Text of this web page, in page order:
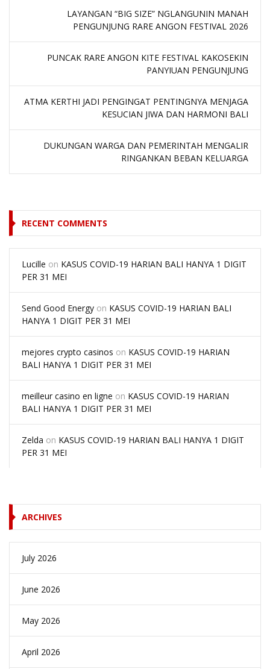
LAYANGAN “BIG SIZE” NGLANGUNIN MANAH
PENGUNJUNG RARE ANGON FESTIVAL 2026
PUNCAK RARE ANGON KITE FESTIVAL KAKOSEKIN
PANYIUAN PENGUNJUNG
ATMA KERTHI JADI PENGINGAT PENTINGNYA MENJAGA
KESUCIAN JIWA DAN HARMONI BALI
DUKUNGAN WARGA DAN PEMERINTAH MENGALIR
RINGANKAN BEBAN KELUARGA
RECENT COMMENTS
Lucille on KASUS COVID-19 HARIAN BALI HANYA 1 DIGIT
PER 31 MEI
Send Good Energy on KASUS COVID-19 HARIAN BALI
HANYA 1 DIGIT PER 31 MEI
mejores crypto casinos on KASUS COVID-19 HARIAN
BALI HANYA 1 DIGIT PER 31 MEI
meilleur casino en ligne on KASUS COVID-19 HARIAN
BALI HANYA 1 DIGIT PER 31 MEI
Zelda on KASUS COVID-19 HARIAN BALI HANYA 1 DIGIT
PER 31 MEI
ARCHIVES
July 2026
June 2026
May 2026
April 2026